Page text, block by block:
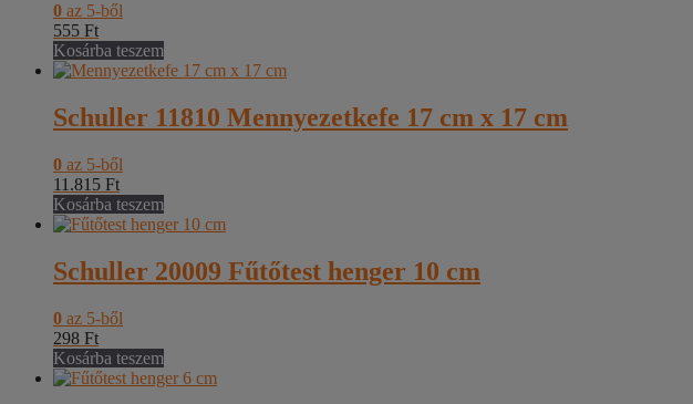
0 az 5-ből
555 Ft
Kosárba teszem
Schuller 11810 Mennyezetkefe 17 cm x 17 cm
0 az 5-ből
11.815 Ft
Kosárba teszem
Schuller 20009 Fűtőtest henger 10 cm
0 az 5-ből
298 Ft
Kosárba teszem